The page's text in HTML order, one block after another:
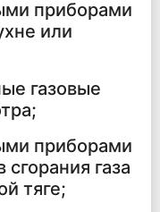
приборами
или
газовые
приборами
газа
тяге;